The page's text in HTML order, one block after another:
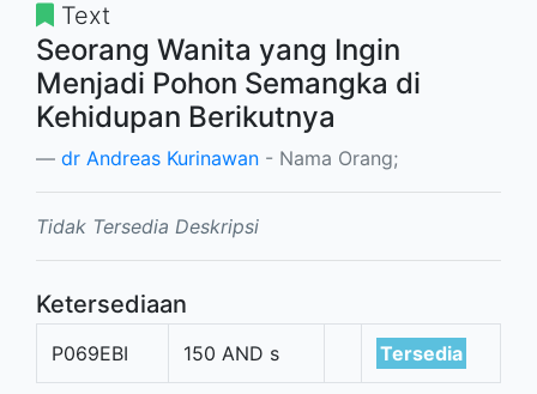
Text
Seorang Wanita yang Ingin
Menjadi Pohon Semangka di
Kehidupan Berikutnya
dr Andreas Kurinawan - Nama Orang;
Tidak Tersedia Deskripsi
Ketersediaan
P069EBI 150 AND s Tersedia